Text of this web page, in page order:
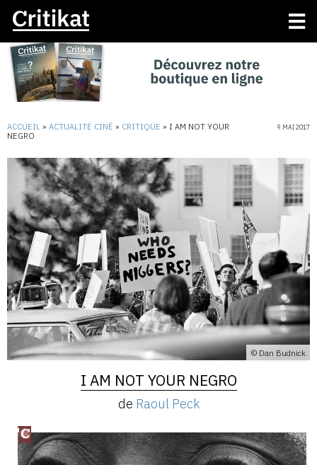
ACCUEIL » ACTUALITÉ CINÉ » CRITIQUE » I AM NOT YOUR
NEGRO
9 MAI 2017
© Dan Budnick
I AM NOT YOUR NEGRO
de Raoul Peck